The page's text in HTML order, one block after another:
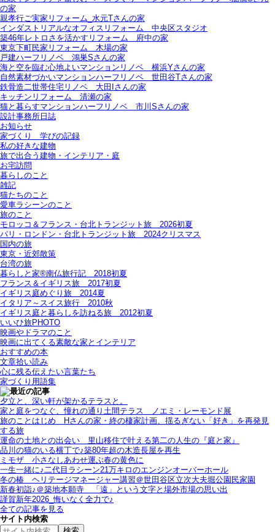
の家
親孝行ご実家リフォーム_水元Tさんの家
インダストリアルなオフィスリフォーム＿中央区スタジオ
築46年レトロさを活かすリフォーム＿府中の家
東京下町民家リフォーム＿木場の家
戸建ハーフリノベ＿鴻巣Sさんの家
海と空を臨む心地よいマンションリノベ＿横浜Yさんの家
自然素材づかいマンションハーフリノベ＿世田谷Tさんの家
鉄骨造二世帯住宅リノベ＿大田Iさんの家
キッチンリフォーム＿清瀬の家
猫と暮らすマンションハーフリノベ＿市川Sさんの家
設計事務所日誌
お知らせ
家づくり 学びの記録
私の好きな建物
旅で出合う建物・インテリア・庭
お宅訪問
暮らしのこと
雑記
猫たちのこと
愛車ラシーンのこと
旅のこと
モロッコ＆フランス・台北トランジット旅＿2026初夏
パリ・ロンドン・台北トランジット旅＿2024クリスマス
国内の旅
東京・近郊散策
台湾の旅
暮らしと家®南仏旅行記＿2018初夏
フランス＆イギリス旅＿2017初夏
イギリス庭めぐり旅＿2014夏
イタリア～スイス旅行 2010秋
イギリス庭と暮らしを訪ねる旅＿2012初夏
いいひ旅PHOTO
映画やドラマのこと
映画に出てくる素敵な家とインテリア
おすすめの本
文章拾い読み
心に残る伝えたい言葉たち
家づくり用語集
夕立と、深い軒が架かるテラスと。
家と庭をつなぐ、憧れの通り土間テラス＿ノエミ・レーモンド展
旅のことはじめ＿Hさんの家・終の棲家計画、揺るぎない「好き」を再発見
する旅
運命の土地との出会い＿里山移住で叶える第二の人生の『庭と家』
品川の猫のいる横丁で♪築80年超の木造長屋を再生
ミモザ＿小さなしあわせ運ぶ春の黄色に
一生一緒に♪二代目ラシーン21万キロのエンジンオーバーホール
冬の椿＿ヘリテージマネージャー講習＠世田谷区立次大夫堀公園民家園
新春初詣♪＠築地本願寺＿「遠」という文字と場外市場の思い出
謹賀新年2026_悔いなく全力で♪
全ての記事を見る
サイト内検索